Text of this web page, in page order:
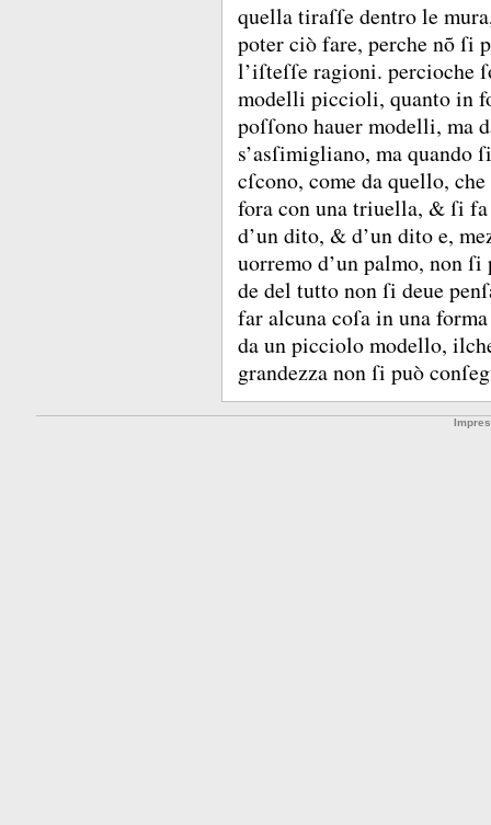
quella tiraſſe dentro le
poter ciò fare, perche nõ ſi
l’iſteſſe ragioni. percioche
modelli piccioli, quanto in
poſſono hauer modelli, ma
s’asſimigliano, ma quando
cſcono, come da quello,
fora con una triuella, &ſi
d’un dito, &d’un dito e,
uorremo d’un palmo, non
de del tutto non ſi deue
far alcuna coſa in una
da un picciolo modello,
grandezza non ſi può